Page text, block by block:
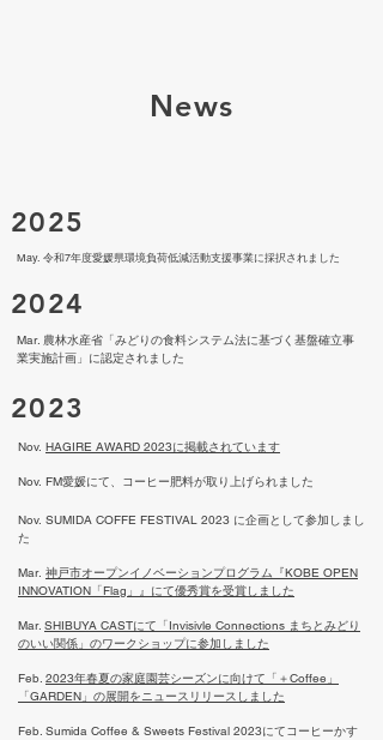
News
2025
May. 令和7年度愛媛県環境負荷低減活動支援事業に採択されました
2024
Mar. 農林水産省「みどりの食料システム法に基づく基盤確立事
業実施計画」に認定されました
2023
Nov. HAGIRE AWARD 2023に掲載されています
Nov. FM​愛媛にて、コーヒー肥料が取り上げられました
Nov. SUMIDA COFFE FESTIVAL 2023 に企画として参加しまし
た
Mar. 神戸市オープンイノベーションプログラム『KOBE OPEN
INNOVATION「Flag」』にて​優秀賞を受賞しました
Mar. SHIBUYA CASTにて「Invisivle Connections まちとみどり
のいい関係」のワークショップに参加しました
Feb. 2023年春夏の家庭園芸シーズンに向けて「＋Coffee」
「GARDEN」の展開をニュースリリースしました
Feb. Sumida Coffee & Sweets Festival 2023にてコーヒーかす